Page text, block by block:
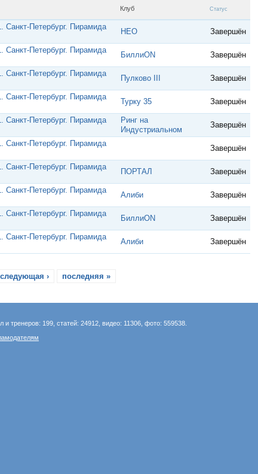
Клуб Статус
Санкт-Петербург. Пирамида
НЕО Завершён
Санкт-Петербург. Пирамида
БиллиON Завершён
Санкт-Петербург. Пирамида
Пулково III Завершён
Санкт-Петербург. Пирамида
Турку 35 Завершён
Санкт-Петербург. Пирамида
Ринг на
Индустриальном
Завершён
Санкт-Петербург. Пирамида
Завершён
Санкт-Петербург. Пирамида
ПОРТАЛ Завершён
Санкт-Петербург. Пирамида
Алиби Завершён
Санкт-Петербург. Пирамида
БиллиON Завершён
Санкт-Петербург. Пирамида
Алиби Завершён
следующая › последняя »
тренеров: 199, статей: 24912, видео: 11306, фото: 559538.